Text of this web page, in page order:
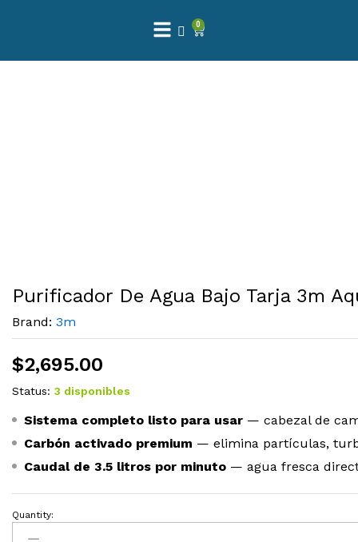
0
Purificador De Agua Bajo Tarja 3m
Brand: 3m
$2,695.00
Status: 3 disponibles
Sistema completo listo para usar — cabezal de
Carbón activado premium — elimina partículas,
Caudal de 3.5 litros por minuto — agua fresca
Quantity: